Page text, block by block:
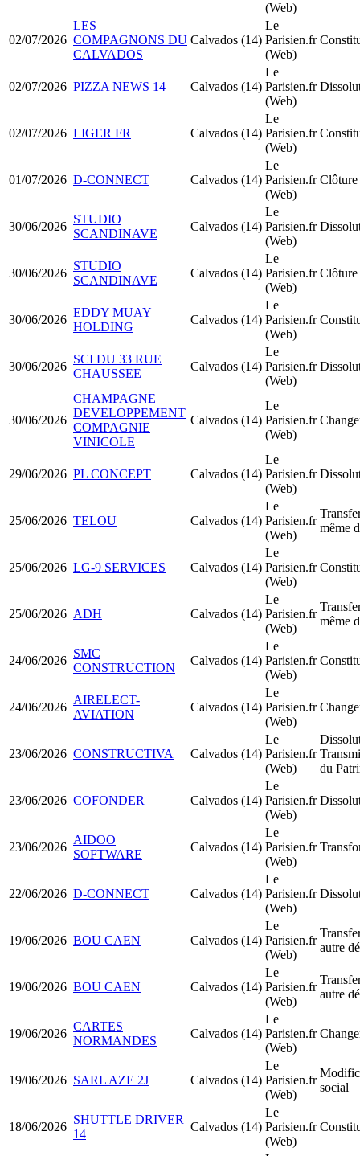
(Web)
02/07/2026
LES
COMPAGNONS DU
CALVADOS
Calvados (14)
Le
Parisien.fr
(Web)
02/07/2026 PIZZA NEWS 14 Calvados (14)
Le
Parisien.fr
(Web)
02/07/2026 LIGER FR Calvados (14)
Le
Parisien.fr
(Web)
01/07/2026 D-CONNECT Calvados (14)
Le
Parisien.fr
(Web)
30/06/2026
STUDIO
SCANDINAVE
Calvados (14)
Le
Parisien.fr
(Web)
30/06/2026
STUDIO
SCANDINAVE
Calvados (14)
Le
Parisien.fr
(Web)
30/06/2026
EDDY MUAY
HOLDING
Calvados (14)
Le
Parisien.fr
(Web)
30/06/2026
SCI DU 33 RUE
CHAUSSEE
Calvados (14)
Le
Parisien.fr
(Web)
30/06/2026
CHAMPAGNE
DEVELOPPEMENT
COMPAGNIE
VINICOLE
Calvados (14)
Le
Parisien.fr
(Web)
29/06/2026 PL CONCEPT Calvados (14)
Le
Parisien.fr
(Web)
25/06/2026 TELOU Calvados (14)
Le
Parisien.fr
(Web)
même
25/06/2026 LG-9 SERVICES Calvados (14)
Le
Parisien.fr
(Web)
25/06/2026 ADH Calvados (14)
Le
Parisien.fr
(Web)
même
24/06/2026
SMC
CONSTRUCTION
Calvados (14)
Le
Parisien.fr
(Web)
24/06/2026
AIRELECT-
AVIATION
Calvados (14)
Le
Parisien.fr
(Web)
23/06/2026 CONSTRUCTIVA Calvados (14)
Le
Parisien.fr
(Web)
du
23/06/2026 COFONDER Calvados (14)
Le
Parisien.fr
(Web)
23/06/2026
AIDOO
SOFTWARE
Calvados (14)
Le
Parisien.fr
(Web)
22/06/2026 D-CONNECT Calvados (14)
Le
Parisien.fr
(Web)
19/06/2026 BOU CAEN Calvados (14)
Le
Parisien.fr
(Web)
autre
19/06/2026 BOU CAEN Calvados (14)
Le
Parisien.fr
(Web)
autre
19/06/2026
CARTES
NORMANDES
Calvados (14)
Le
Parisien.fr
(Web)
19/06/2026 SARL AZE 2J Calvados (14)
Le
Parisien.fr
(Web)
social
18/06/2026
SHUTTLE DRIVER
14
Calvados (14)
Le
Parisien.fr
(Web)